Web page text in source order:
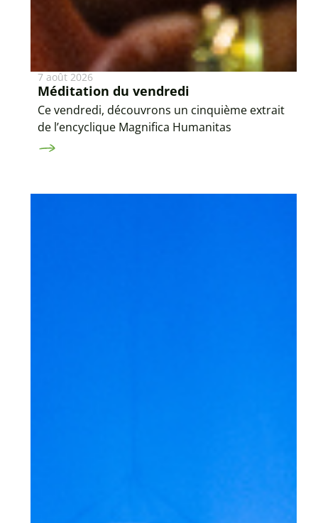
7 août 2026
Méditation du vendredi
Ce vendredi, découvrons un cinquième extrait
de l’encyclique Magnifica Humanitas